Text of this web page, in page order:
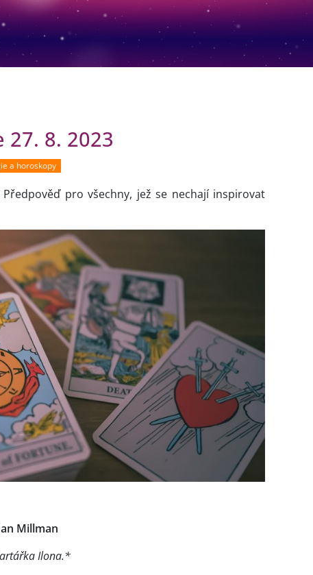
27. 8. 2023
a horoskopy
pro všechny, jež se nechají inspirovat
Millman
Ilona.*